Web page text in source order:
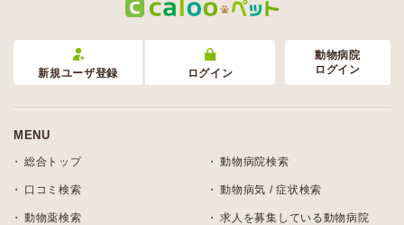
新規ユーザ登録 ログイン
動物病院
ログイン
MENU
総合トップ 動物病院検索
口コミ検索 動物病気 / 症状検索
動物薬検索 求人を募集している動物病院